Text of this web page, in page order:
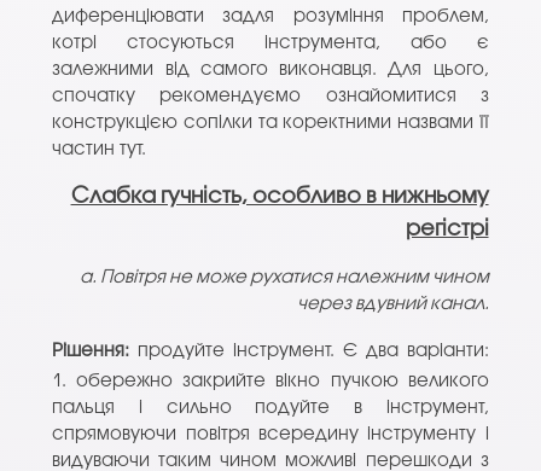
диференціювати задля розуміння проблем,
котрі стосуються інструмента, або є
залежними від самого виконавця. Для цього,
спочатку рекомендуємо ознайомитися з
конструкцією сопілки та коректними назвами її
частин тут.
Слабка гучність, особливо в нижньому
регістрі
a. Повітря не може рухатися належним чином
через вдувний канал.
Рішення: продуйте інструмент. Є два варіанти:
1. обережно закрийте вікно пучкою великого
пальця і сильно подуйте в інструмент,
спрямовуючи повітря всередину інструменту і
видуваючи таким чином можливі перешкоди з